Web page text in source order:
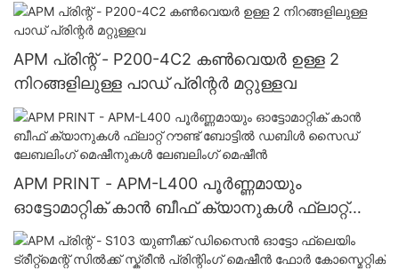
APM പ്രിന്റ് - P200-4C2 കൺവെയർ ഉള്ള 2
നിറങ്ങളിലുള്ള പാഡ് പ്രിന്റർ മറ്റുള്ളവ
APM PRINT - APM-L400 പൂർണ്ണമായും
ഓട്ടോമാറ്റിക് കാൻ ബീഫ് ക്യാനുകൾ ഫ്ലാറ്റ്
റൗണ്ട് ബോട്ടിൽ ഡബിൾ സൈഡ് ലേബലിംഗ്
മെഷീനുകൾ ലേബലിംഗ് മെഷീൻ